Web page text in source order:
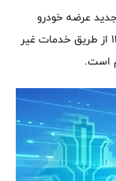
عرضه خودرو
وارداتی چانگان CS55 پلاس سایپا ویژه تیر ماه 1405 از طریق خدمات غیر
است.